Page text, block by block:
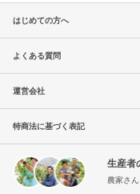
はじめての方へ
よくある質問
運営会社
特商法に基づく表記
生産者
農家さ